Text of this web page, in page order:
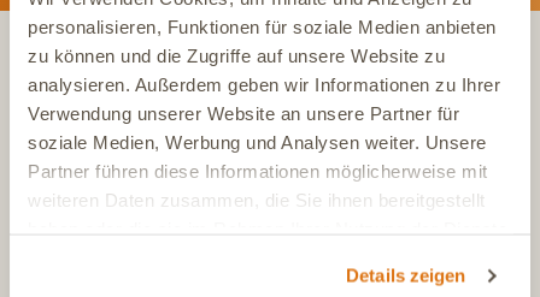
personalisieren, Funktionen für soziale Medien anbieten
zu können und die Zugriffe auf unsere Website zu
analysieren. Außerdem geben wir Informationen zu Ihrer
Verwendung unserer Website an unsere Partner für
soziale Medien, Werbung und Analysen weiter. Unsere
Partner führen diese Informationen möglicherweise mit
weiteren Daten zusammen, die Sie ihnen bereitgestellt
Details zeigen
KONTAKT
Tel.:+49 (0)6504 7433510
Aus dem deutschen Festnetz, Mo-Fr, 7-17 Uhr